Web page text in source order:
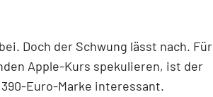
Doch der Schwung lässt nach. Für
Apple-Kurs spekulieren, ist der
Euro-Marke interessant.